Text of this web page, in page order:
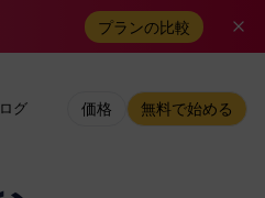
プランの比較
グ 価格 無料で始める